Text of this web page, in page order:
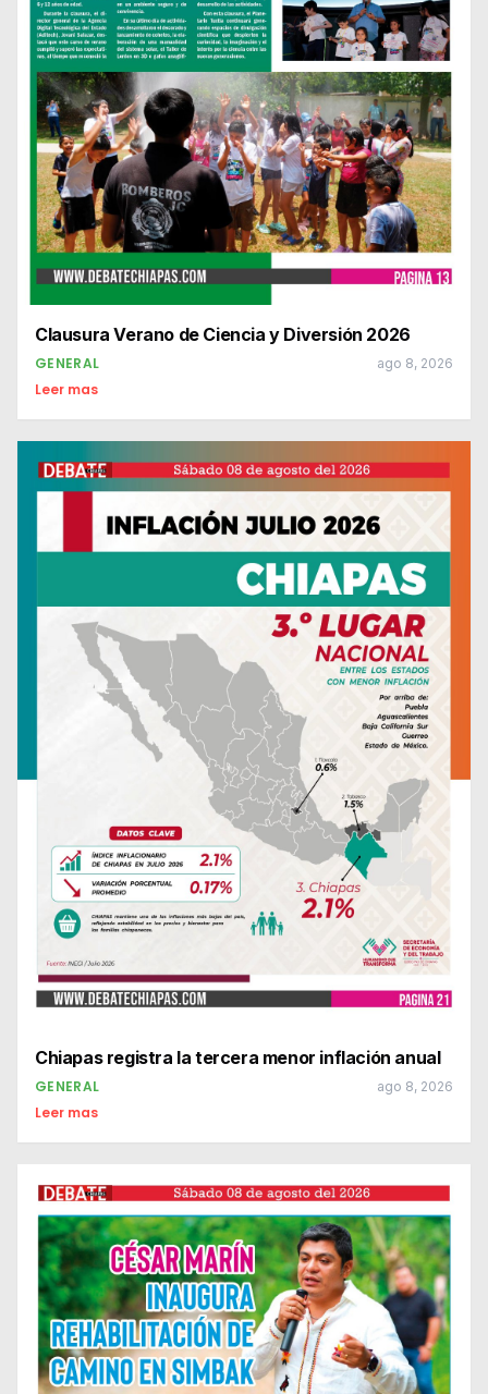
Clausura Verano de Ciencia y Diversión 2026
GENERAL ago 8, 2026
Leer mas
Chiapas registra la tercera menor inflación anual
GENERAL ago 8, 2026
Leer mas